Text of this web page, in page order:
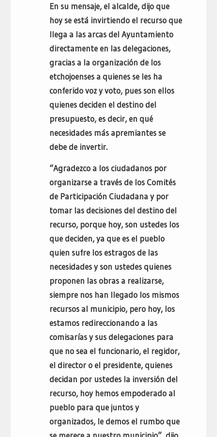
En su mensaje, el alcalde, dijo que
hoy se está invirtiendo el recurso que
llega a las arcas del Ayuntamiento
directamente en las delegaciones,
gracias a la organización de los
etchojoenses a quienes se les ha
conferido voz y voto, pues son ellos
quienes deciden el destino del
presupuesto, es decir, en qué
necesidades más apremiantes se
debe de invertir.
“Agradezco a los ciudadanos por
organizarse a través de los Comités
de Participación Ciudadana y por
tomar las decisiones del destino del
recurso, porque hoy, son ustedes los
que deciden, ya que es el pueblo
quien sufre los estragos de las
necesidades y son ustedes quienes
proponen las obras a realizarse,
siempre nos han llegado los mismos
recursos al municipio, pero hoy, los
estamos redireccionando a las
comisarías y sus delegaciones para
que no sea el funcionario, el regidor,
el director o el presidente, quienes
decidan por ustedes la inversión del
recurso, hoy hemos empoderado al
pueblo para que juntos y
organizados, le demos el rumbo que